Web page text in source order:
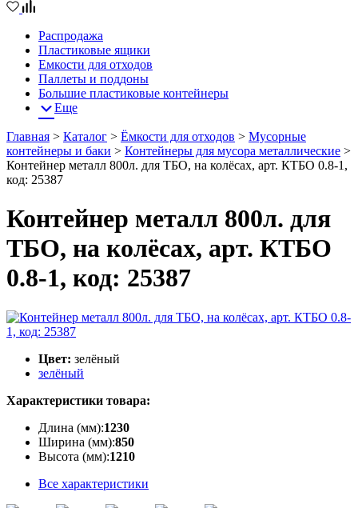
Распродажа
Пластиковые ящики
Емкости для отходов
Паллеты и поддоны
Большие пластиковые контейнеры
Еще
Главная > Каталог > Ёмкости для отходов > Мусорные
контейнеры и баки > Контейнеры для мусора металлические >
Контейнер металл 800л. для ТБО, на колёсах, арт. КТБО 0.8-1,
код: 25387
Контейнер металл 800л. для
ТБО, на колёсах, арт. КТБО
0.8-1, код: 25387
Цвет: зелёный
зелёный
Характеристики товара:
Длина (мм):1230
Ширина (мм):850
Высота (мм):1210
Все характеристики